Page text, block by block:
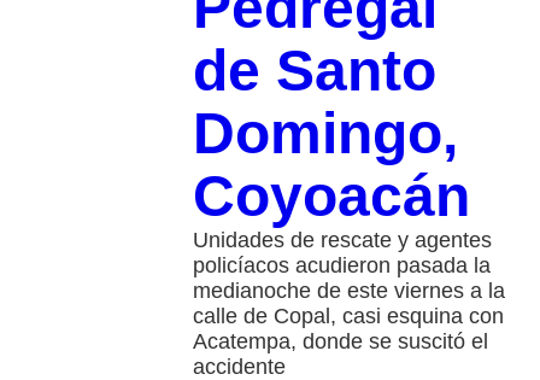
de Santo
Domingo,
Coyoacán
Unidades de rescate y agentes
policíacos acudieron pasada la
medianoche de este viernes a la
calle de Copal, casi esquina con
Acatempa, donde se suscitó el
accidente